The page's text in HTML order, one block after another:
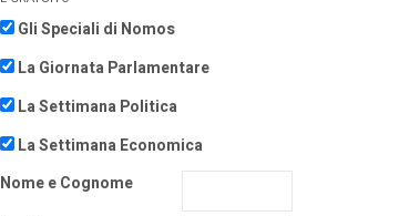
Gli Speciali di Nomos
La Giornata Parlamentare
La Settimana Politica
La Settimana Economica
Nome e Cognome